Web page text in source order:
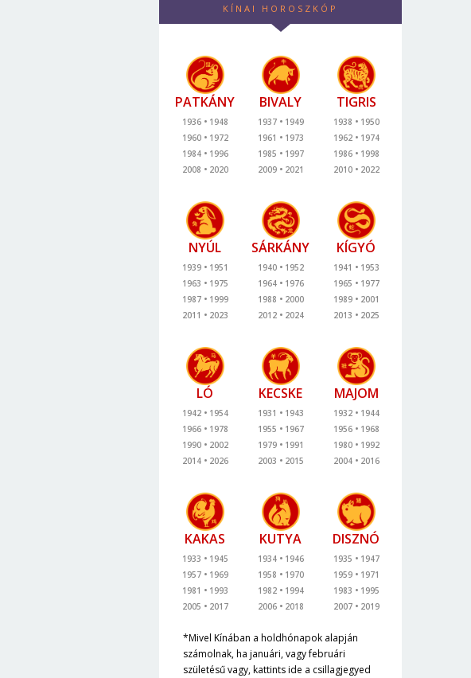
KÍNAI HOROSZKÓP
PATKÁNY
1936
1948
1960
1972
1984
1996
2008
2020
BIVALY
1937
1949
1961
1973
1985
1997
2009
2021
TIGRIS
1938
1950
1962
1974
1986
1998
2010
2022
NYÚL
1939
1951
1963
1975
1987
1999
2011
2023
SÁRKÁNY
1940
1952
1964
1976
1988
2000
2012
2024
KÍGYÓ
1941
1953
1965
1977
1989
2001
2013
2025
LÓ
1942
1954
1966
1978
1990
2002
2014
2026
KECSKE
1931
1943
1955
1967
1979
1991
2003
2015
MAJOM
1932
1944
1956
1968
1980
1992
2004
2016
KAKAS
1933
1945
1957
1969
1981
1993
2005
2017
KUTYA
1934
1946
1958
1970
1982
1994
2006
2018
DISZNÓ
1935
1947
1959
1971
1983
1995
2007
2019
*Mivel Kínában a holdhónapok alapján
számolnak, ha januári, vagy februári
születésű vagy, kattints ide a csillagjegyed